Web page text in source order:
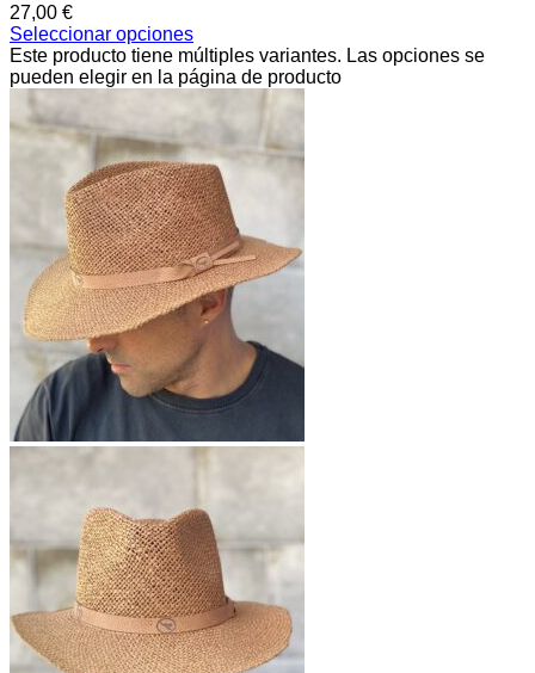
27,00 €
Seleccionar opciones
Este producto tiene múltiples variantes. Las opciones se
pueden elegir en la página de producto